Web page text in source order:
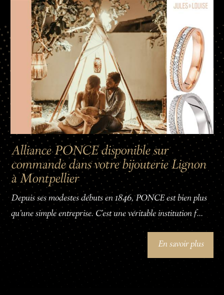
Alliance PONCE disponible sur
commande dans votre bijouterie Lignon
à Montpellier
Depuis ses modestes débuts en 1846, PONCE est bien plus
qu'une simple entreprise. C'est une véritable institution f...
En savoir plus